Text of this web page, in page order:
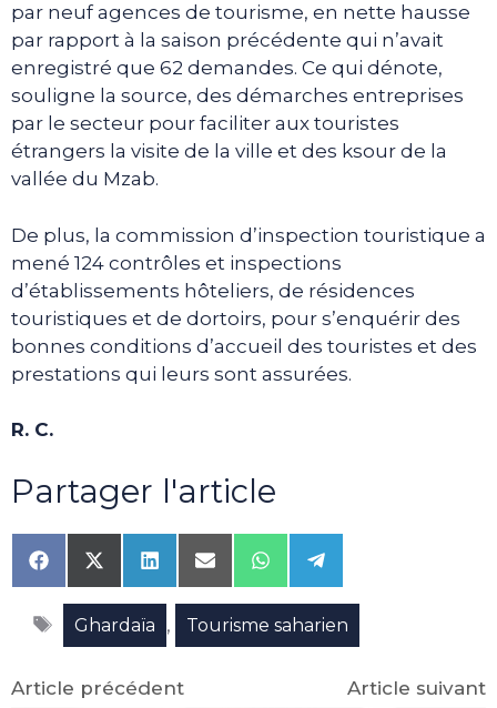
par neuf agences de tourisme, en nette hausse
par rapport à la saison précédente qui n’avait
enregistré que 62 demandes. Ce qui dénote,
souligne la source, des démarches entreprises
par le secteur pour faciliter aux touristes
étrangers la visite de la ville et des ksour de la
vallée du Mzab.
De plus, la commission d’inspection touristique a
mené 124 contrôles et inspections
d’établissements hôteliers, de résidences
touristiques et de dortoirs, pour s’enquérir des
bonnes conditions d’accueil des touristes et des
prestations qui leurs sont assurées.
R. C.
Partager l'article
Share
on
Facebook
Share
on
X
(Twitter)
Share
on
LinkedIn
Share
on
Email
Share
on
WhatsApp
Share
on
Telegram
Étiquettes
Ghardaïa , Tourisme saharien
Article précédent Article suivant